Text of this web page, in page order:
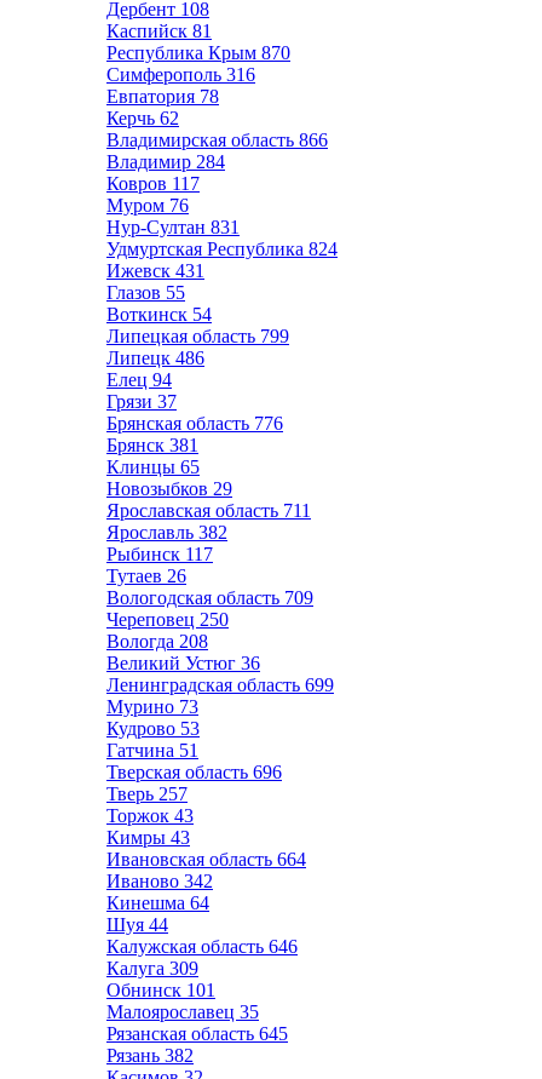
Дербент 108
Каспийск 81
Республика Крым 870
Симферополь 316
Евпатория 78
Керчь 62
Владимирская область 866
Владимир 284
Ковров 117
Муром 76
Нур-Султан 831
Удмуртская Республика 824
Ижевск 431
Глазов 55
Воткинск 54
Липецкая область 799
Липецк 486
Елец 94
Грязи 37
Брянская область 776
Брянск 381
Клинцы 65
Новозыбков 29
Ярославская область 711
Ярославль 382
Рыбинск 117
Тутаев 26
Вологодская область 709
Череповец 250
Вологда 208
Великий Устюг 36
Ленинградская область 699
Мурино 73
Кудрово 53
Гатчина 51
Тверская область 696
Тверь 257
Торжок 43
Кимры 43
Ивановская область 664
Иваново 342
Кинешма 64
Шуя 44
Калужская область 646
Калуга 309
Обнинск 101
Малоярославец 35
Рязанская область 645
Рязань 382